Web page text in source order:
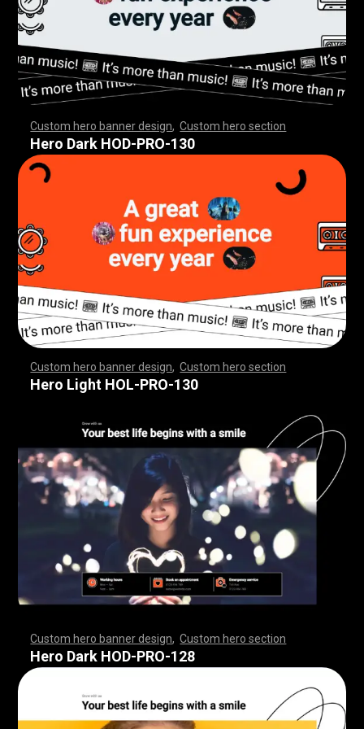
Custom hero banner design ,Custom hero section
,,,,,,,,,,,,,,,,,,,,,,,,,,,,,, ,,,,,,,,,,,,,,,,,,,,,,,
,,,,,,,,,,,,,,,,,,,,,,,,,,,,,, ,,,,,,,,,,,,,,,,,,,,,,
Hero Dark HOD-PRO-130
Custom hero banner design ,Custom hero section
,,,,,,,,,,,,,,,,,,,,,,,,,,,,,, ,,,,,,,,,,,,,,,,,,,,,,,
,,,,,,,,,,,,,,,,,,,,,,,,,,,,,, ,,,,,,,,,,,,,,,,,,,,,,
Hero Light HOL-PRO-130
Custom hero banner design ,Custom hero section
,,,,,,,,,,,,,,,,,,,,,,,,,,,,,, ,,,,,,,,,,,,,,,,,,,,,,,
,,,,,,,,,,,,,,,,,,,,,,,,,,,,,, ,,,,,,,,,,,,,,,,,,,,,,
Hero Dark HOD-PRO-128